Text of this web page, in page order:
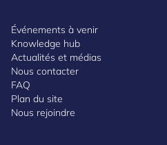
Événements à venir
Knowledge hub
Actualités et médias
Nous contacter
FAQ
Plan du site
Nous rejoindre